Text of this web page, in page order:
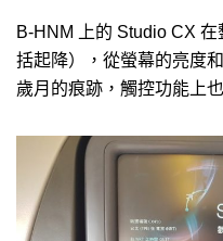
B-HNM 上的 Studio CX
括起降），從螢幕的亮度
歲月的痕跡，觸控功能上